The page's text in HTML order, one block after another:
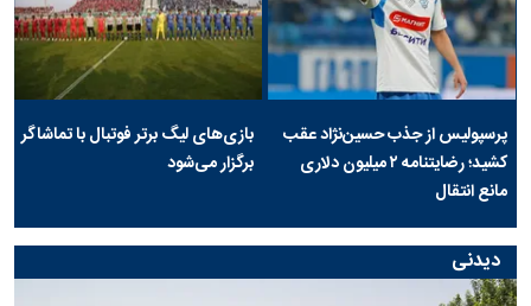
پرسپولیس از جذب حسین‌نژاد عقب
کشید؛ رضایتنامه ۲ میلیون دلاری
مانع انتقال
بازی‌های لیگ برتر فوتبال با تماشاگر
برگزار می‌شود
دیدنی